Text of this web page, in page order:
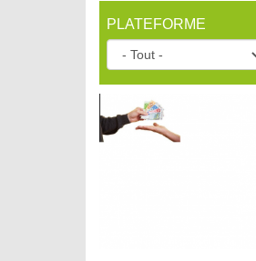
PLATEFORME